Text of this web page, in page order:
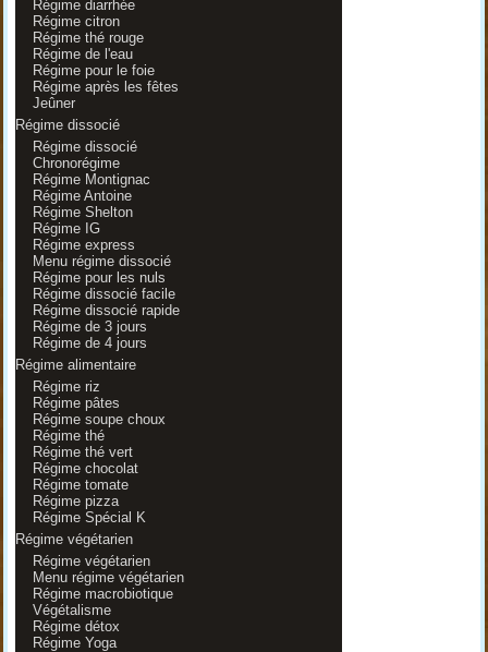
Régime diarrhée
Régime citron
Régime thé rouge
Régime de l'eau
Régime pour le foie
Régime après les fêtes
Jeûner
Régime dissocié
Régime dissocié
Chronorégime
Régime Montignac
Régime Antoine
Régime Shelton
Régime IG
Régime express
Menu régime dissocié
Régime pour les nuls
Régime dissocié facile
Régime dissocié rapide
Régime de 3 jours
Régime de 4 jours
Régime alimentaire
Régime riz
Régime pâtes
Régime soupe choux
Régime thé
Régime thé vert
Régime chocolat
Régime tomate
Régime pizza
Régime Spécial K
Régime végétarien
Régime végétarien
Menu régime végétarien
Régime macrobiotique
Végétalisme
Régime détox
Régime Yoga